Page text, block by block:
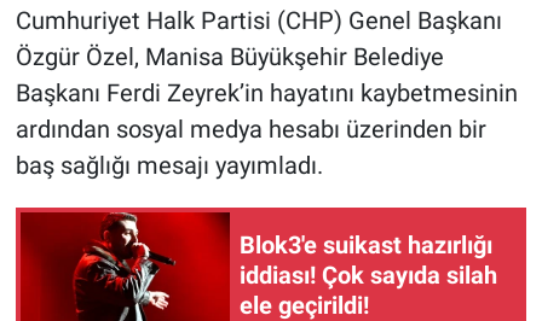
Cumhuriyet Halk Partisi (CHP) Genel Başkanı
Özgür Özel, Manisa Büyükşehir Belediye
Başkanı Ferdi Zeyrek’in hayatını kaybetmesinin
ardından sosyal medya hesabı üzerinden bir
baş sağlığı mesajı yayımladı.
Blok3'e suikast hazırlığı
iddiası! Çok sayıda silah
ele geçirildi!
Günün görüntüsü
Haber
İlan
Kimdir
Koronavirüs